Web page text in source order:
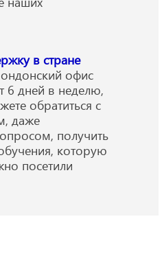
в стране
офис
6 дней в неделю,
обратиться с
даже
получить
которую
посетили